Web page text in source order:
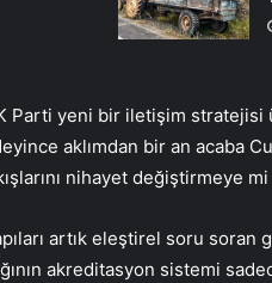
yeni bir iletişim stratejisi
aklımdan bir an acaba
nihayet değiştirmeye
artık eleştirel soru soran
akreditasyon sistemi